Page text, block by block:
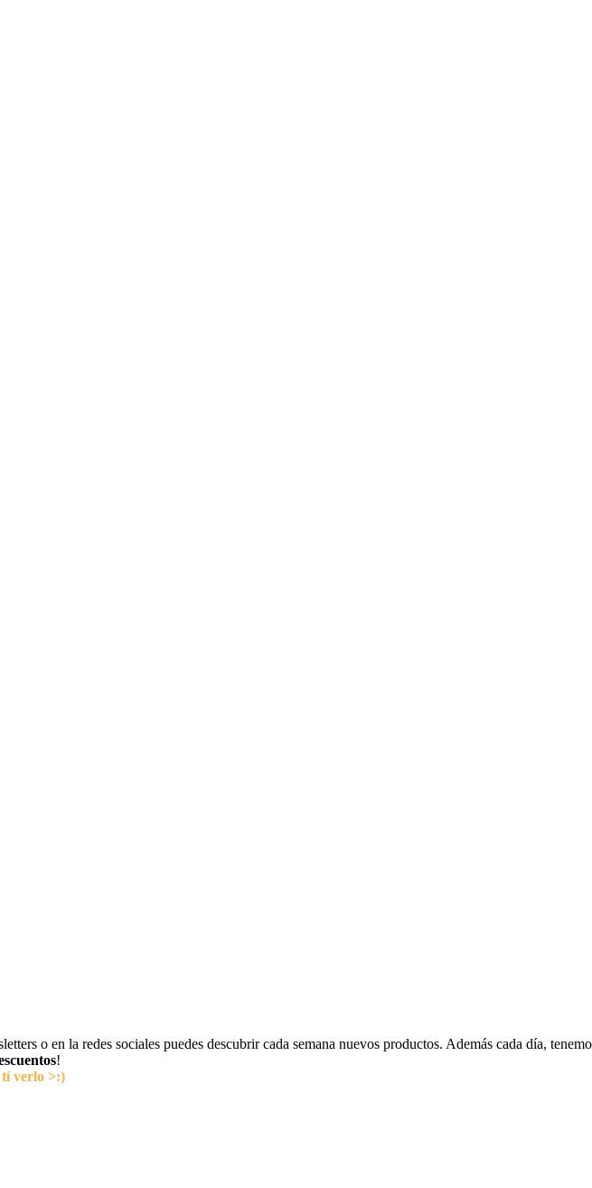
o en la redes sociales puedes descubrir cada semana nuevos productos. Además cada día,
!
verlo >:)